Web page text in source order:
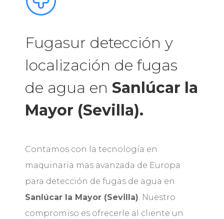
Fugasur detección y
localización de fugas
de agua en Sanlúcar la
Mayor (Sevilla).
Contamos con la tecnología en
maquinaria mas avanzada de Europa
para detección de fugas de agua en
Sanlúcar la Mayor (Sevilla). Nuestro
compromiso es ofrecerle al cliente un